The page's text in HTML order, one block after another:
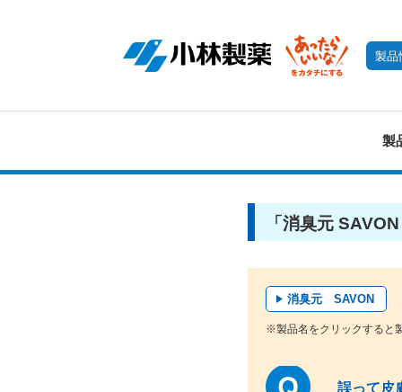
製品
製
「消臭元
消臭元 SAVON
※製品名をクリックすると
誤って皮